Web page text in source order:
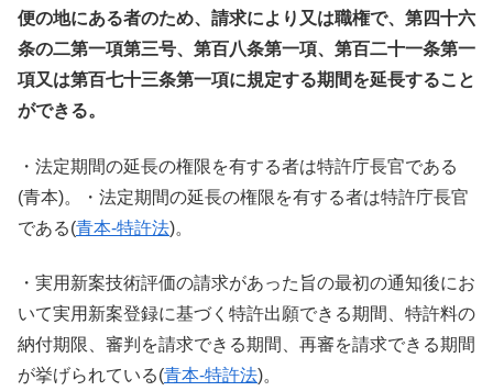
便の地にある者のため、請求により又は職権で、第四十六
条の二第一項第三号、第百八条第一項、第百二十一条第一
項又は第百七十三条第一項に規定する期間を延長すること
ができる。
・法定期間の延長の権限を有する者は特許庁長官である
(青本)。・法定期間の延長の権限を有する者は特許庁長官
である(青本-特許法)。
・実用新案技術評価の請求があった旨の最初の通知後にお
いて実用新案登録に基づく特許出願できる期間、特許料の
納付期限、審判を請求できる期間、再審を請求できる期間
が挙げられている(青本-特許法)。